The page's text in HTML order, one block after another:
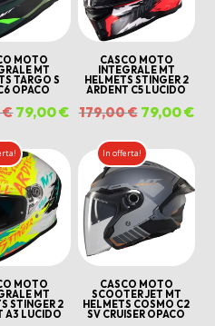
MOTO
MT
TARGO S
OPACO
€Il
originale
era:
179,00 €.
79,00€Il
prezzo
attuale
79,00 €.
CASCO MOTO
INTEGRALE MT
HELMETS STINGER 2
ARDENT C5 LUCIDO
179,00€ Il
originale
era:
179,00 €.
79,00€Il
è:
MOTO
MT
STINGER 2
A3 LUCIDO
In offerta!
CASCO MOTO
SCOOTER JET MT
HELMETS COSMO C2
SV CRUISER OPACO